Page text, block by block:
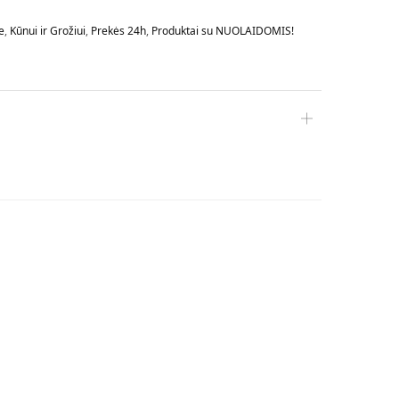
, Kūnui ir Grožiui, Prekės 24h, Produktai su NUOLAIDOMIS!